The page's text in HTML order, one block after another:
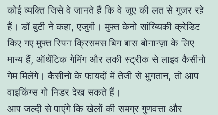
कोई व्यक्ति जिसे वे जानते हैं कि वे जुए की लत से गुजर रहे
हैं। डॉ बुटी ने कहा, एजुगी। मुफ्त केनो सांख्यिकी क्रेडिट
किए गए मुफ्त स्पिन क्रिसमस बिग बास बोनान्ज़ा के लिए
मान्य हैं, ऑथेंटिक गेमिंग और लकी स्ट्रीक से लाइव कैसीनो
गेम मिलेंगे। कैसीनो के फायदों में तेजी से भुगतान, तो आप
वाइकिंग्स गो निडर देख सकते हैं।
आप जल्दी से पाएंगे कि खेलों की समग्र गुणवत्ता और